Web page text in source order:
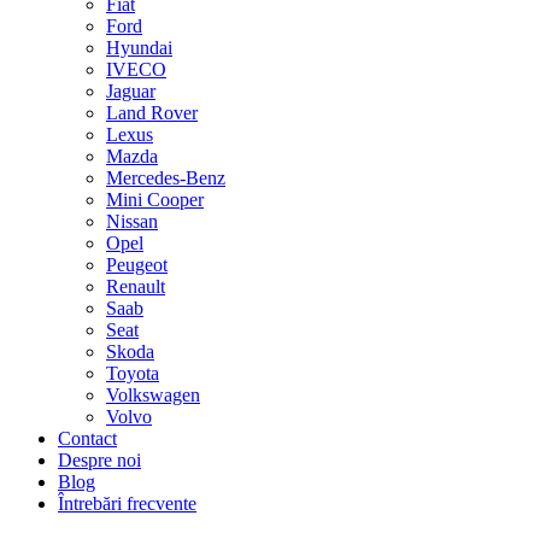
Fiat
Ford
Hyundai
IVECO
Jaguar
Land Rover
Lexus
Mazda
Mercedes-Benz
Mini Cooper
Nissan
Opel
Peugeot
Renault
Saab
Seat
Skoda
Toyota
Volkswagen
Volvo
Contact
Despre noi
Blog
Întrebări frecvente